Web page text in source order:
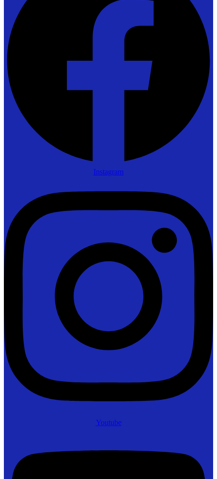
Instagram
Youtube